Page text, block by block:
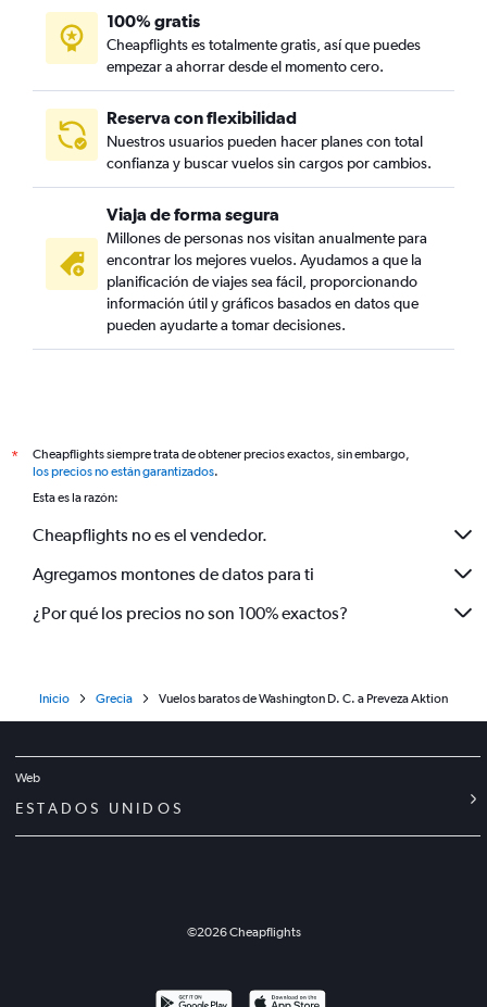
100% gratis
Cheapflights es totalmente gratis, así que puedes
empezar a ahorrar desde el momento cero.
Reserva con flexibilidad
Nuestros usuarios pueden hacer planes con total
confianza y buscar vuelos sin cargos por cambios.
Viaja de forma segura
Millones de personas nos visitan anualmente para
encontrar los mejores vuelos. Ayudamos a que la
planificación de viajes sea fácil, proporcionando
información útil y gráficos basados en datos que
pueden ayudarte a tomar decisiones.
*
Cheapflights siempre trata de obtener precios exactos, sin embargo,
los precios no están garantizados.
Esta es la razón:
Cheapflights no es el vendedor.
Agregamos montones de datos para ti
¿Por qué los precios no son 100% exactos?
Inicio Grecia Vuelos baratos de Washington D. C. a Preveza Aktion
Web
ESTADOS UNIDOS
©2026Cheapflights